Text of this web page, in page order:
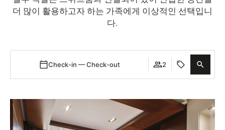
더 많이 활용하고자 하는 가족에게 이상적인 선택입니
다.
Check-in — Check-out 2